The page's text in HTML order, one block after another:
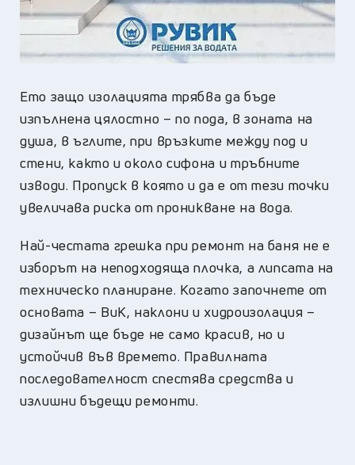
Ето защо изолацията трябва да бъде
изпълнена цялостно – по пода, в зоната на
душа, в ъглите, при връзките между под и
стени, както и около сифона и тръбните
изводи. Пропуск в която и да е от тези точки
увеличава риска от проникване на вода.
Най-честата грешка при ремонт на баня не е
изборът на неподходяща плочка, а липсата на
техническо планиране. Когато започнете от
основата – ВиК, наклони и хидроизолация –
дизайнът ще бъде не само красив, но и
устойчив във времето. Правилната
последователност спестява средства и
излишни бъдещи ремонти.